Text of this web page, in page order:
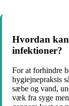
Hvordan
infektioner?
For at forhindre
hygiejnepraksis
sæbe og vand,
væk fra syge